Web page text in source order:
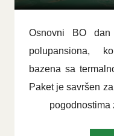
Osnovni BO dan
polupansiona,
bazena sa
Paket je savršen
pogodnostima